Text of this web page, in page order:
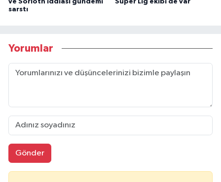
sarstı
Yorumlar
Gönder